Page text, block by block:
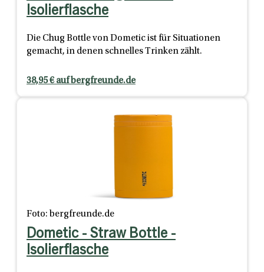
Isolierflasche
Die Chug Bottle von Dometic ist für Situationen
gemacht, in denen schnelles Trinken zählt.
38,95 € auf bergfreunde.de
Foto: bergfreunde.de
Dometic - Straw Bottle -
Isolierflasche